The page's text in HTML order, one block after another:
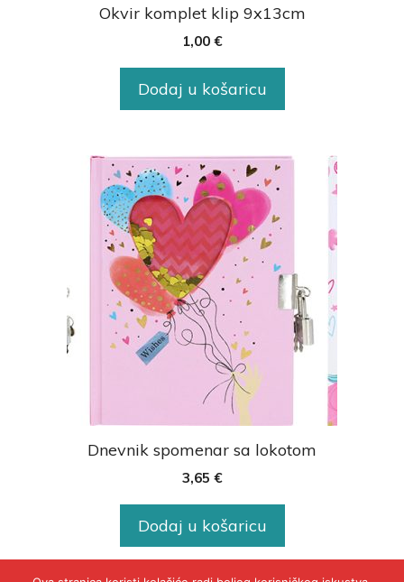
Okvir komplet klip 9x13cm
1,00 €
Dodaj u košaricu
Dnevnik spomenar sa lokotom
3,65 €
Dodaj u košaricu